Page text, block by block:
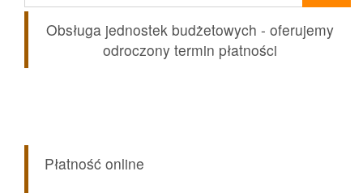
Obsługa jednostek budżetowych - oferujemy
odroczony termin płatności
Płatność online